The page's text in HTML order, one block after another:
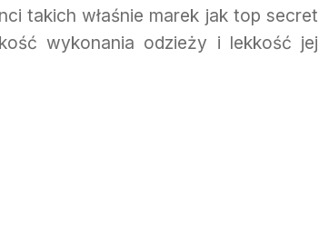
takich właśnie marek jak top secret
wykonania odzieży i lekkość jej